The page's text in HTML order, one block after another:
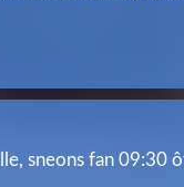
sneons fan 09:30